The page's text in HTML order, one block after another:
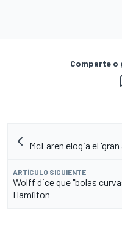
Comparte o
McLaren elogia el
ARTÍCULO SIGUIENTE
Wolff dice que "bolas
Hamilton